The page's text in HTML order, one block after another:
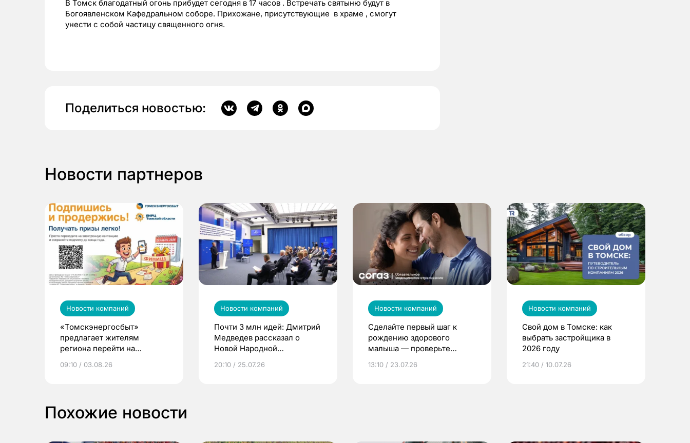
В Томск благодатный огонь прибудет сегодня в 17 часов . Встречать святыню будут в
Богоявленском Кафедральном соборе. Прихожане, присутствующие в храме , смогут
унести с собой частицу священного огня.
Поделиться новостью:
Новости партнеров
Новости компаний
«Томскэнергосбыт»
предлагает жителям
региона перейти на
выиграть призы
09:10 / 03.08.26
Новости компаний
Почти 3 млн идей: Дмитрий
Медведев рассказал о
Новой Народной
20:10 / 25.07.26
Новости компаний
Сделайте первый шаг к
рождению здорового
малыша — проверьте
по ОМС!
13:10 / 23.07.26
Новости компаний
Свой дом в Томске: как
выбрать застройщика в
2026 году
21:40 / 10.07.26
Похожие новости